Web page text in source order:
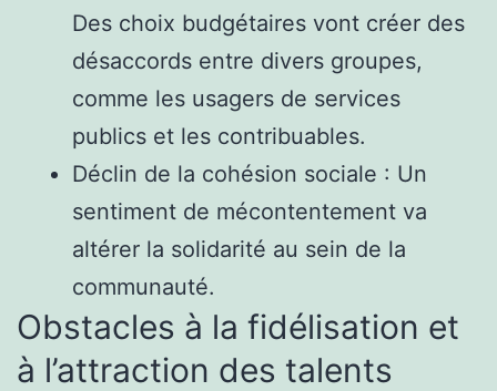
Des choix budgétaires vont créer des
désaccords entre divers groupes,
comme les usagers de services
publics et les contribuables.
Déclin de la cohésion sociale : Un
sentiment de mécontentement va
altérer la solidarité au sein de la
communauté.
Obstacles à la fidélisation et
à l’attraction des talents